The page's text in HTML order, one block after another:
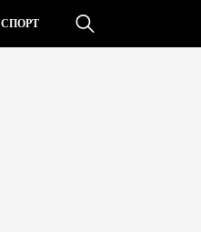
СПОРТ